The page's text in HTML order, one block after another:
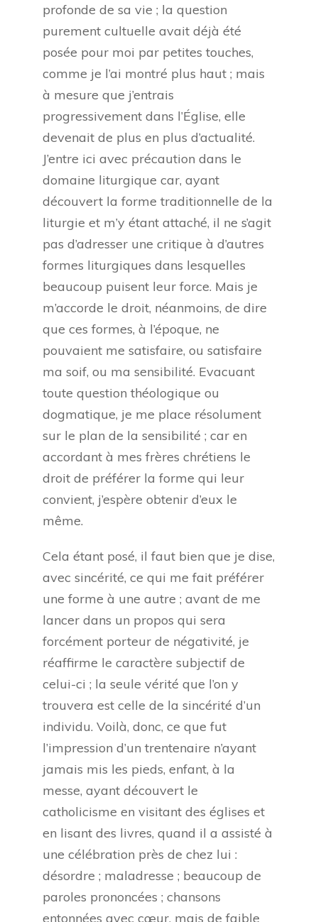
profonde de sa vie ; la question
purement cultuelle avait déjà été
posée pour moi par petites touches,
comme je l’ai montré plus haut ; mais
à mesure que j’entrais
progressivement dans l’Église, elle
devenait de plus en plus d’actualité.
J’entre ici avec précaution dans le
domaine liturgique car, ayant
découvert la forme traditionnelle de la
liturgie et m’y étant attaché, il ne s’agit
pas d’adresser une critique à d’autres
formes liturgiques dans lesquelles
beaucoup puisent leur force. Mais je
m’accorde le droit, néanmoins, de dire
que ces formes, à l’époque, ne
pouvaient me satisfaire, ou satisfaire
ma soif, ou ma sensibilité. Evacuant
toute question théologique ou
dogmatique, je me place résolument
sur le plan de la sensibilité ; car en
accordant à mes frères chrétiens le
droit de préférer la forme qui leur
convient, j’espère obtenir d’eux le
même.
Cela étant posé, il faut bien que je dise,
avec sincérité, ce qui me fait préférer
une forme à une autre ; avant de me
lancer dans un propos qui sera
forcément porteur de négativité, je
réaffirme le caractère subjectif de
celui-ci ; la seule vérité que l’on y
trouvera est celle de la sincérité d’un
individu. Voilà, donc, ce que fut
l’impression d’un trentenaire n’ayant
jamais mis les pieds, enfant, à la
messe, ayant découvert le
catholicisme en visitant des églises et
en lisant des livres, quand il a assisté à
une célébration près de chez lui :
désordre ; maladresse ; beaucoup de
paroles prononcées ; chansons
entonnées avec cœur, mais de faible